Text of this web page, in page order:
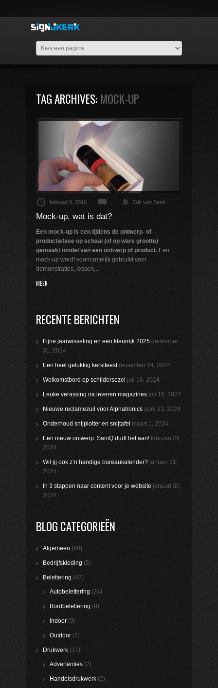
TAG ARCHIVES: MOCK-UP
februari 9, 2016 Erik van Beek
Mock-up, wat is dat?
Een mock-up is een tijdens de ontwerp- of
productiefase op schaal (of op ware grootte)
gemaakt model van een ontwerp of product. Een
mock-up wordt voornamelijk gebruikt voor
demonstraties, lessen,...
MEER
RECENTE BERICHTEN
Fijne jaarwisseling en een kleurrijk 2025 december
31, 2024
Een heel gelukkig kerstfeest december 24, 2024
Welkomstbord op schildersezel juli 16, 2024
Leuke verassing na leveren magazines juli 16, 2024
Nieuwe reclamezuil voor Alphatronics april 23, 2024
Onderhoud snijplotter en snijtafel maart 1, 2024
Een nieuw ontwerp. SaniQ durft het aan! februari 29,
2024
Wil jij ook z’n handige bureaukalender? januari 31,
2024
In 3 stappen naar content voor je website januari 30,
2024
BLOG CATEGORIEËN
Algemeen (60)
Bedrijfskleding (5)
Belettering (47)
Autobelettering (24)
Bordbelettering (9)
Indoor (9)
Outdoor (7)
Drukwerk (17)
Advertenties (2)
Handelsdrukwerk (2)